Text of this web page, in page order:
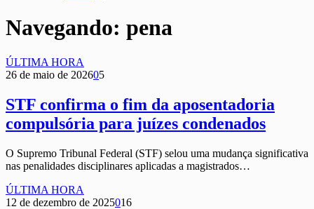
Navegando: pena
ÚLTIMA HORA
26 de maio de 202605
STF confirma o fim da aposentadoria
compulsória para juízes condenados
O Supremo Tribunal Federal (STF) selou uma mudança significativa
nas penalidades disciplinares aplicadas a magistrados…
ÚLTIMA HORA
12 de dezembro de 2025016